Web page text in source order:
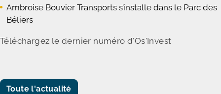
Ambroise Bouvier Transports s’installe dans le Parc des
Béliers
Téléchargez le dernier numéro d'Os'Invest
Toute l'actualité